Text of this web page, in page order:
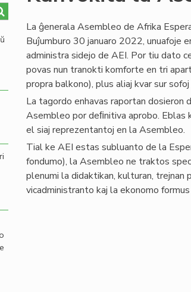
La ĝenerala Asembleo de Afrika
Buĵumburo 30 januaro 2022, unuafoje
administra sidejo de AEI. Por tiu dato
povas nun tranokti komforte en tri
propra balkono), plus aliaj kvar sur
La tagordo enhavas raportan dosieron
Asembleo por deﬁnitiva aprobo. Eblas
el siaj reprezentantoj en la Asembleo.
Tial ke AEI estas subluanto de la
fondumo), la Asembleo ne traktos
plenumi la didaktikan, kulturan,
vicadministranto kaj la ekonomo